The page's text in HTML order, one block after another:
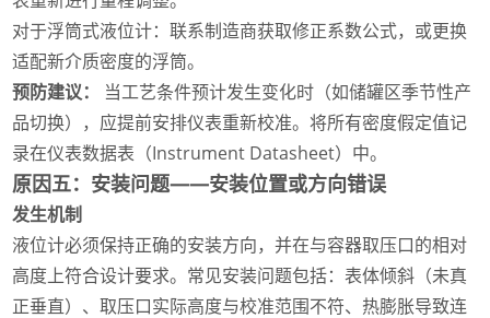
对于浮筒式液位计：联系制造商获取修正系数公式，或更换
适配新介质密度的浮筒。
预防建议：
当工艺条件预计发生变化时（如储罐区季节性产
品切换），应提前安排仪表重新校准。将所有密度假定值记
录在仪表数据表（Instrument Datasheet）中。
原因五：安装问题——安装位置或方向错误
发生机制
液位计必须保持正确的安装方向，并在与容器取压口的相对
高度上符合设计要求。常见安装问题包括：表体倾斜（未真
正垂直）、取压口实际高度与校准范围不符、热膨胀导致连